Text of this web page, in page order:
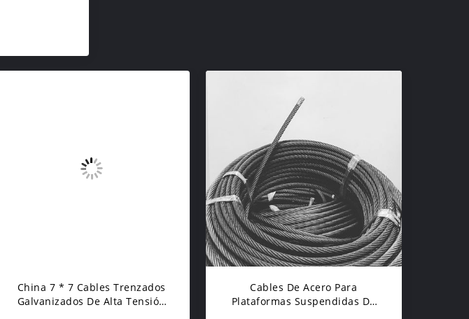
China 7 * 7 Cables Trenzados
Galvanizados De Alta Tensión
Cables De Acero Para
Plataformas Suspendidas De